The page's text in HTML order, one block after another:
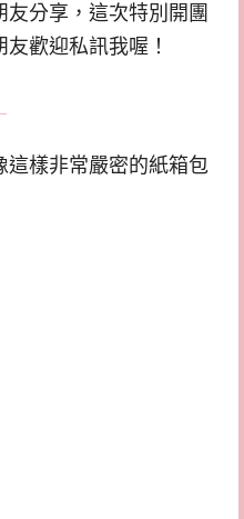
分享，這次特別開團
歡迎私訊我喔！
這樣非常嚴密的紙箱包